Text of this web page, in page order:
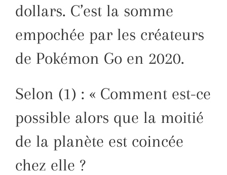
dollars. C’est la somme
empochée par les créateurs
de Pokémon Go en 2020.
Selon (1) : « Comment est-ce
possible alors que la moitié
de la planète est coincée
chez elle ?